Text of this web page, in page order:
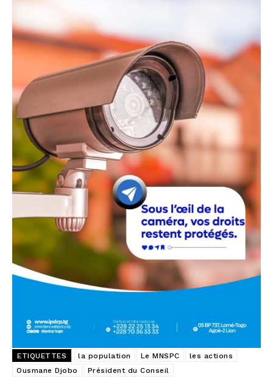
ETIQUETTES la population Le MNSPC
les actions
Ousmane Djobo
Président du Conseil